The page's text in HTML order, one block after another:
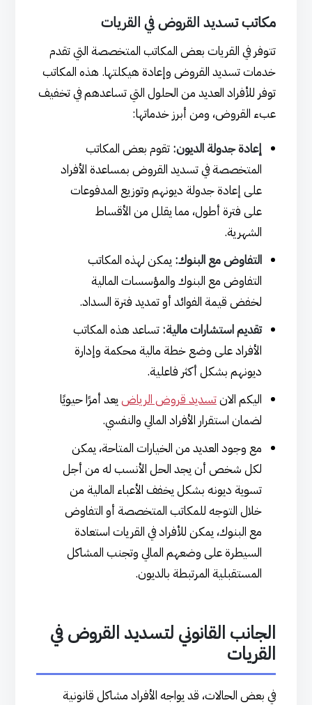
مكاتب تسديد القروض في القريات
تتوفر في القريات بعض المكاتب المتخصصة التي تقدم
خدمات تسديد القروض وإعادة هيكلتها. هذه المكاتب
توفر للأفراد العديد من الحلول التي تساعدهم في تخفيف
عبء القروض، ومن أبرز خدماتها:
إعادة جدولة الديون: تقوم بعض المكاتب
المتخصصة في تسديد القروض بمساعدة الأفراد
على إعادة جدولة ديونهم وتوزيع المدفوعات
على فترة أطول، مما يقلل من الأقساط
الشهرية.
التفاوض مع البنوك: يمكن لهذه المكاتب
التفاوض مع البنوك والمؤسسات المالية
لخفض قيمة الفوائد أو تمديد فترة السداد.
تقديم استشارات مالية: تساعد هذه المكاتب
الأفراد على وضع خطة مالية محكمة وإدارة
ديونهم بشكل أكثر فاعلية.
اليكم الانتسديد قروض الرياض يعد أمرًا حيويًا
لضمان استقرار الأفراد المالي والنفسي.
مع وجود العديد من الخيارات المتاحة، يمكن
لكل شخص أن يجد الحل الأنسب له من أجل
تسوية ديونه بشكل يخفف الأعباء المالية من
خلال التوجه للمكاتب المتخصصة أو التفاوض
مع البنوك، يمكن للأفراد في القريات استعادة
السيطرة على وضعهم المالي وتجنب المشاكل
المستقبلية المرتبطة بالديون.
الجانب القانوني لتسديد القروض في
القريات
في بعض الحالات، قد يواجه الأفراد مشاكل قانونية